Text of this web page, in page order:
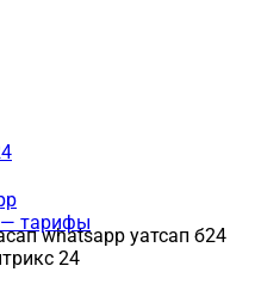
— тарифы
whatsapp уатсап б24
24